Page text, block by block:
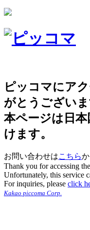
ピッコマにア
がとうございま
本ページは日
けます。
お問い合わせはこちら
Thank you for accessing
Unfortunately, this service
For inquiries, please click
Kakao piccoma Corp.